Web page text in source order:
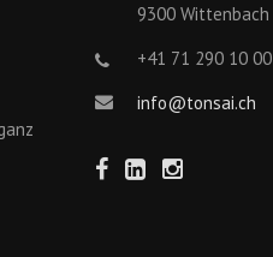
9300 Wittenbach
+41 71 290 10 00
info@tonsai.ch